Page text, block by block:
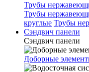
Трубы
Трубы
круглые Трубы
Сэндвич панели
Сэндвич панели
Доборные